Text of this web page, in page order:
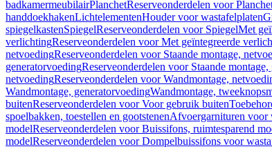
badkamermeubilairPlanchetReserveonderdelen voor
handdoekhakenLichtelementenHouder voor wastafelplaten
spiegelkastenSpiegelReserveonderdelen voor SpiegelMet
verlichtingReserveonderdelen voor Met geïntegreerde
netvoedingReserveonderdelen voor Staande montage,
generatorvoedingReserveonderdelen voor Staande
netvoedingReserveonderdelen voor Wandmontage,
Wandmontage, generatorvoedingWandmontage,
buitenReserveonderdelen voor Voor gebruik buiten
spoelbakken, toestellen en gootstenenAfvoergarnituren voor
modelReserveonderdelen voor Buissifons, ruimtesparend
modelReserveonderdelen voor Dompelbuissifons voor